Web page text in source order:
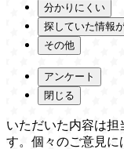
分かりにくい
探していた情報
その他
アンケート
閉じる
いただいた内容は担
す。個々のご意見に